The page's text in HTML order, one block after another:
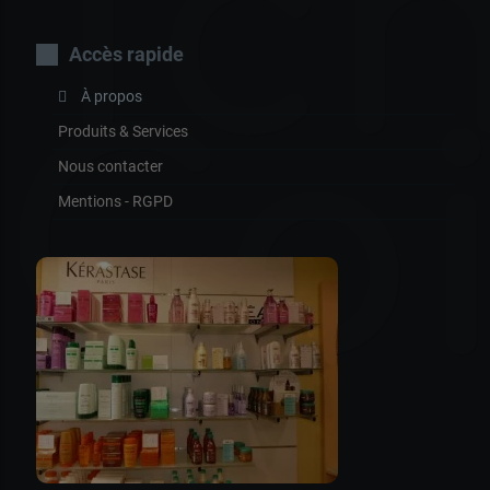
Accès rapide
À propos
Produits & Services
Nous contacter
Mentions - RGPD